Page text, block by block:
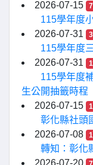
2026-07-15
115學年度
2026-07-31
115學年度
2026-07-31
115學年度
生公開抽籤時程
2026-07-15
彰化縣社頭
2026-07-08
轉知：彰化
2026-07-20